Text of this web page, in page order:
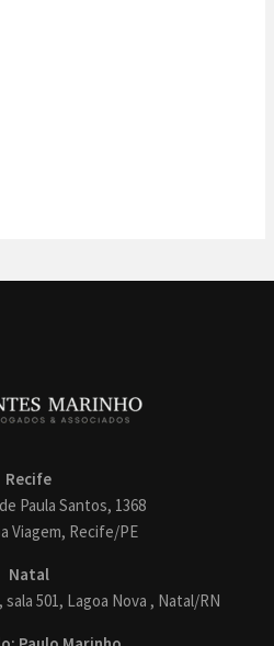
Recife
Paula Santos, 1368
Viagem, Recife/PE
Natal
501, Lagoa Nova , Natal/RN